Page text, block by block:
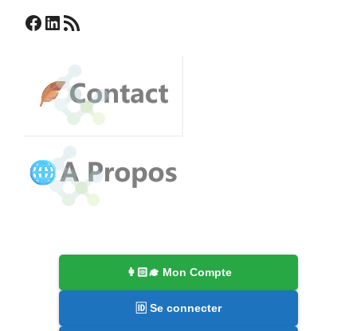
Facebook
LinkedIn
Flux RSS
👩🏻‍🎓 Mon Compte
🆔 Se connecter